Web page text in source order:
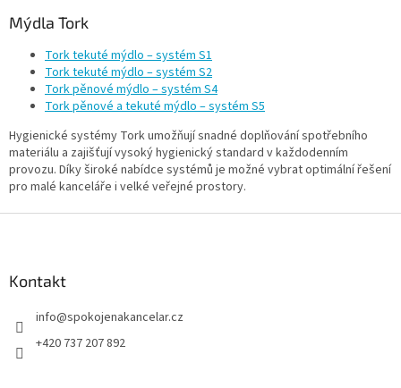
Mýdla Tork
Tork tekuté mýdlo – systém S1
Tork tekuté mýdlo – systém S2
Tork pěnové mýdlo – systém S4
Tork pěnové a tekuté mýdlo – systém S5
Hygienické systémy Tork umožňují snadné doplňování spotřebního
materiálu a zajišťují vysoký hygienický standard v každodenním
provozu. Díky široké nabídce systémů je možné vybrat optimální řešení
pro malé kanceláře i velké veřejné prostory.
Kontakt
info@spokojenakancelar.cz
+420 737 207 892